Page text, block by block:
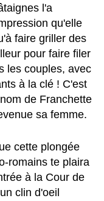
l'a
qu'elle
faire griller des
pour faire filer
les couples, avec
à la clé ! C'est
de Franchette
sa femme.
cette plongée
romains te plaira
à la Cour de
clin d'oeil